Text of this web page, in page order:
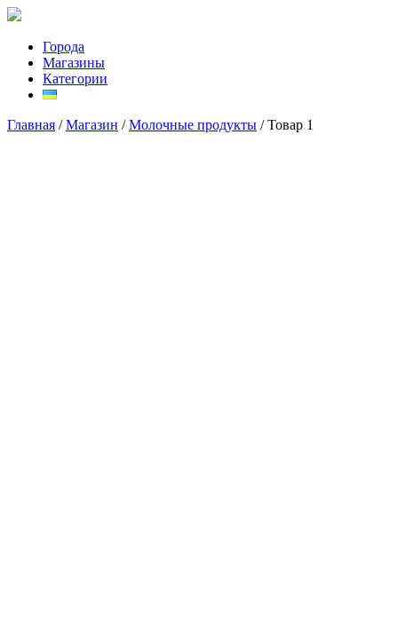
Города
Магазины
Категории
Главная /Магазин /Молочные продукты / Товар 1